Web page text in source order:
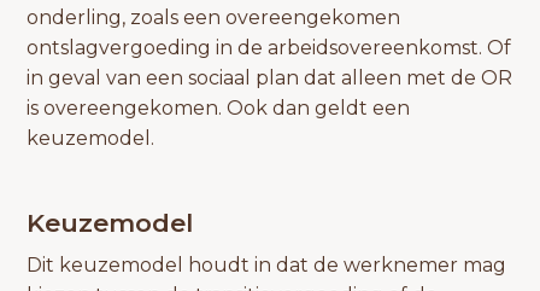
onderling, zoals een overeengekomen
ontslagvergoeding in de arbeidsovereenkomst. Of
in geval van een sociaal plan dat alleen met de OR
is overeengekomen. Ook dan geldt een
keuzemodel.
Keuzemodel
Dit keuzemodel houdt in dat de werknemer mag